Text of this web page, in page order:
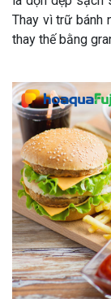
Thay vì trữ bánh
thay thế bằng